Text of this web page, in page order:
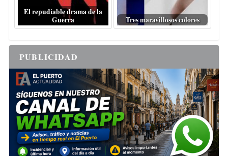
El repudiable drama de la
Guerra
Tres maravillosos colores
PUBLICIDAD